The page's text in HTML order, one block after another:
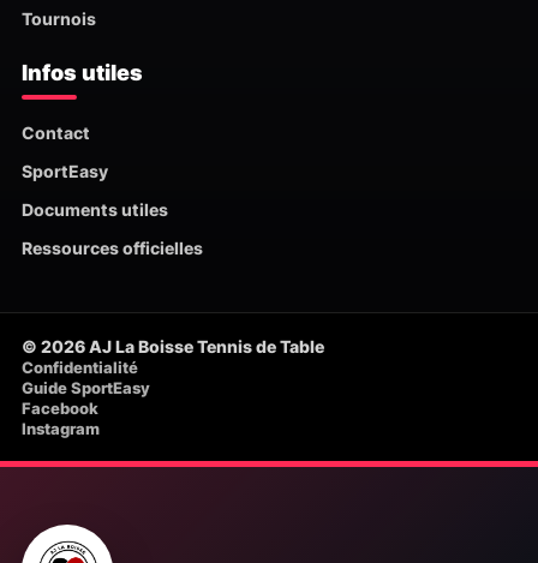
Tournois
Infos utiles
Contact
SportEasy
Documents utiles
Ressources officielles
© 2026 AJ La Boisse Tennis de Table
Confidentialité
Guide SportEasy
Facebook
Instagram